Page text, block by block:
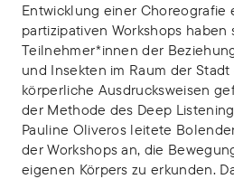
Entwicklung einer Choreografie
partizipativen Workshops haben
Teilnehmer*innen der
und Insekten im Raum der
körperliche Ausdrucksweisen
der Methode des Deep
Pauline Oliveros leitete
der Workshops an, die
eigenen Körpers zu erkunden.